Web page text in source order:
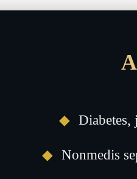
◆ Diabetes,
◆ Nonmedis